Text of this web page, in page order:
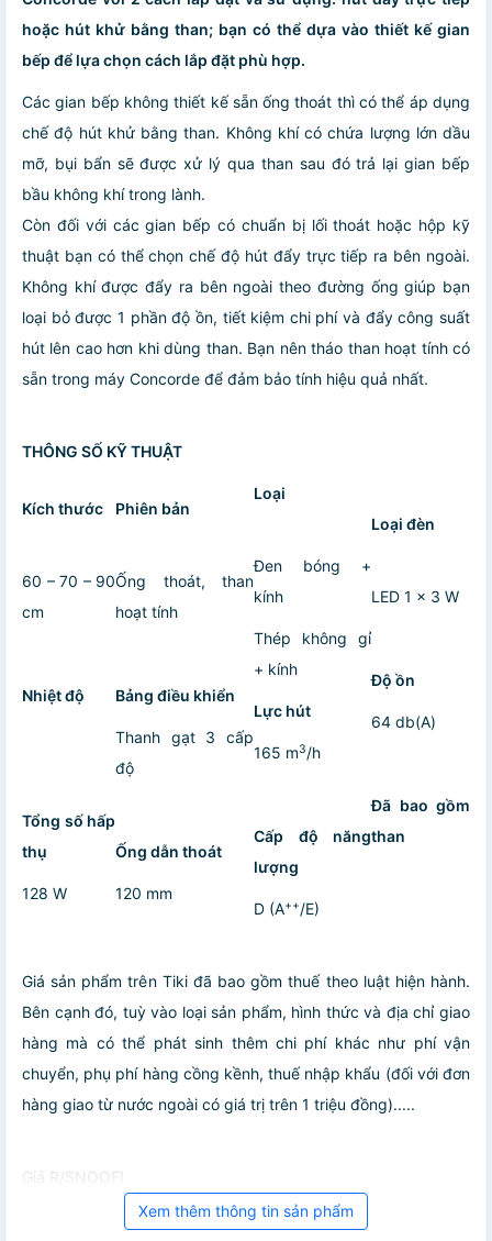
hoặc hút khử bằng than; bạn có thể dựa vào thiết kế gian
bếp để lựa chọn cách lắp đặt phù hợp.
Các gian bếp không thiết kế sẵn ống thoát thì có thể áp dụng
chế độ hút khử bằng than. Không khí có chứa lượng lớn dầu
mỡ, bụi bẩn sẽ được xử lý qua than sau đó trả lại gian bếp
bầu không khí trong lành.
Còn đối với các gian bếp có chuẩn bị lối thoát hoặc hộp kỹ
thuật bạn có thể chọn chế độ hút đẩy trực tiếp ra bên ngoài.
Không khí được đẩy ra bên ngoài theo đường ống giúp bạn
loại bỏ được 1 phần độ ồn, tiết kiệm chi phí và đẩy công suất
hút lên cao hơn khi dùng than. Bạn nên tháo than hoạt tính có
sẵn trong máy Concorde để đảm bảo tính hiệu quả nhất.
THÔNG SỐ KỸ THUẬT
Kích thước
60 – 70 – 90
cm
Nhiệt độ
Tổng số hấp
thụ
128 W
Phiên bản
Ống thoát, than
hoạt tính
Bảng điều khiển
Thanh gạt 3 cấp
độ
Ống dẫn thoát
120 mm
Loại
Đen bóng +
kính
Thép không gỉ
+ kính
Lực hút
165 m3/h
Cấp độ năng
lượng
D (A++/E)
Loại đèn
LED 1 x 3 W
Độ ồn
64 db(A)
Đã bao gồm
than
Giá sản phẩm trên Tiki đã bao gồm thuế theo luật hiện hành.
Bên cạnh đó, tuỳ vào loại sản phẩm, hình thức và địa chỉ giao
hàng mà có thể phát sinh thêm chi phí khác như phí vận
chuyển, phụ phí hàng cồng kềnh, thuế nhập khẩu (đối với đơn
hàng giao từ nước ngoài có giá trị trên 1 triệu đồng).....
Giá R/SNOOFI
Xem thêm thông tin sản phẩm